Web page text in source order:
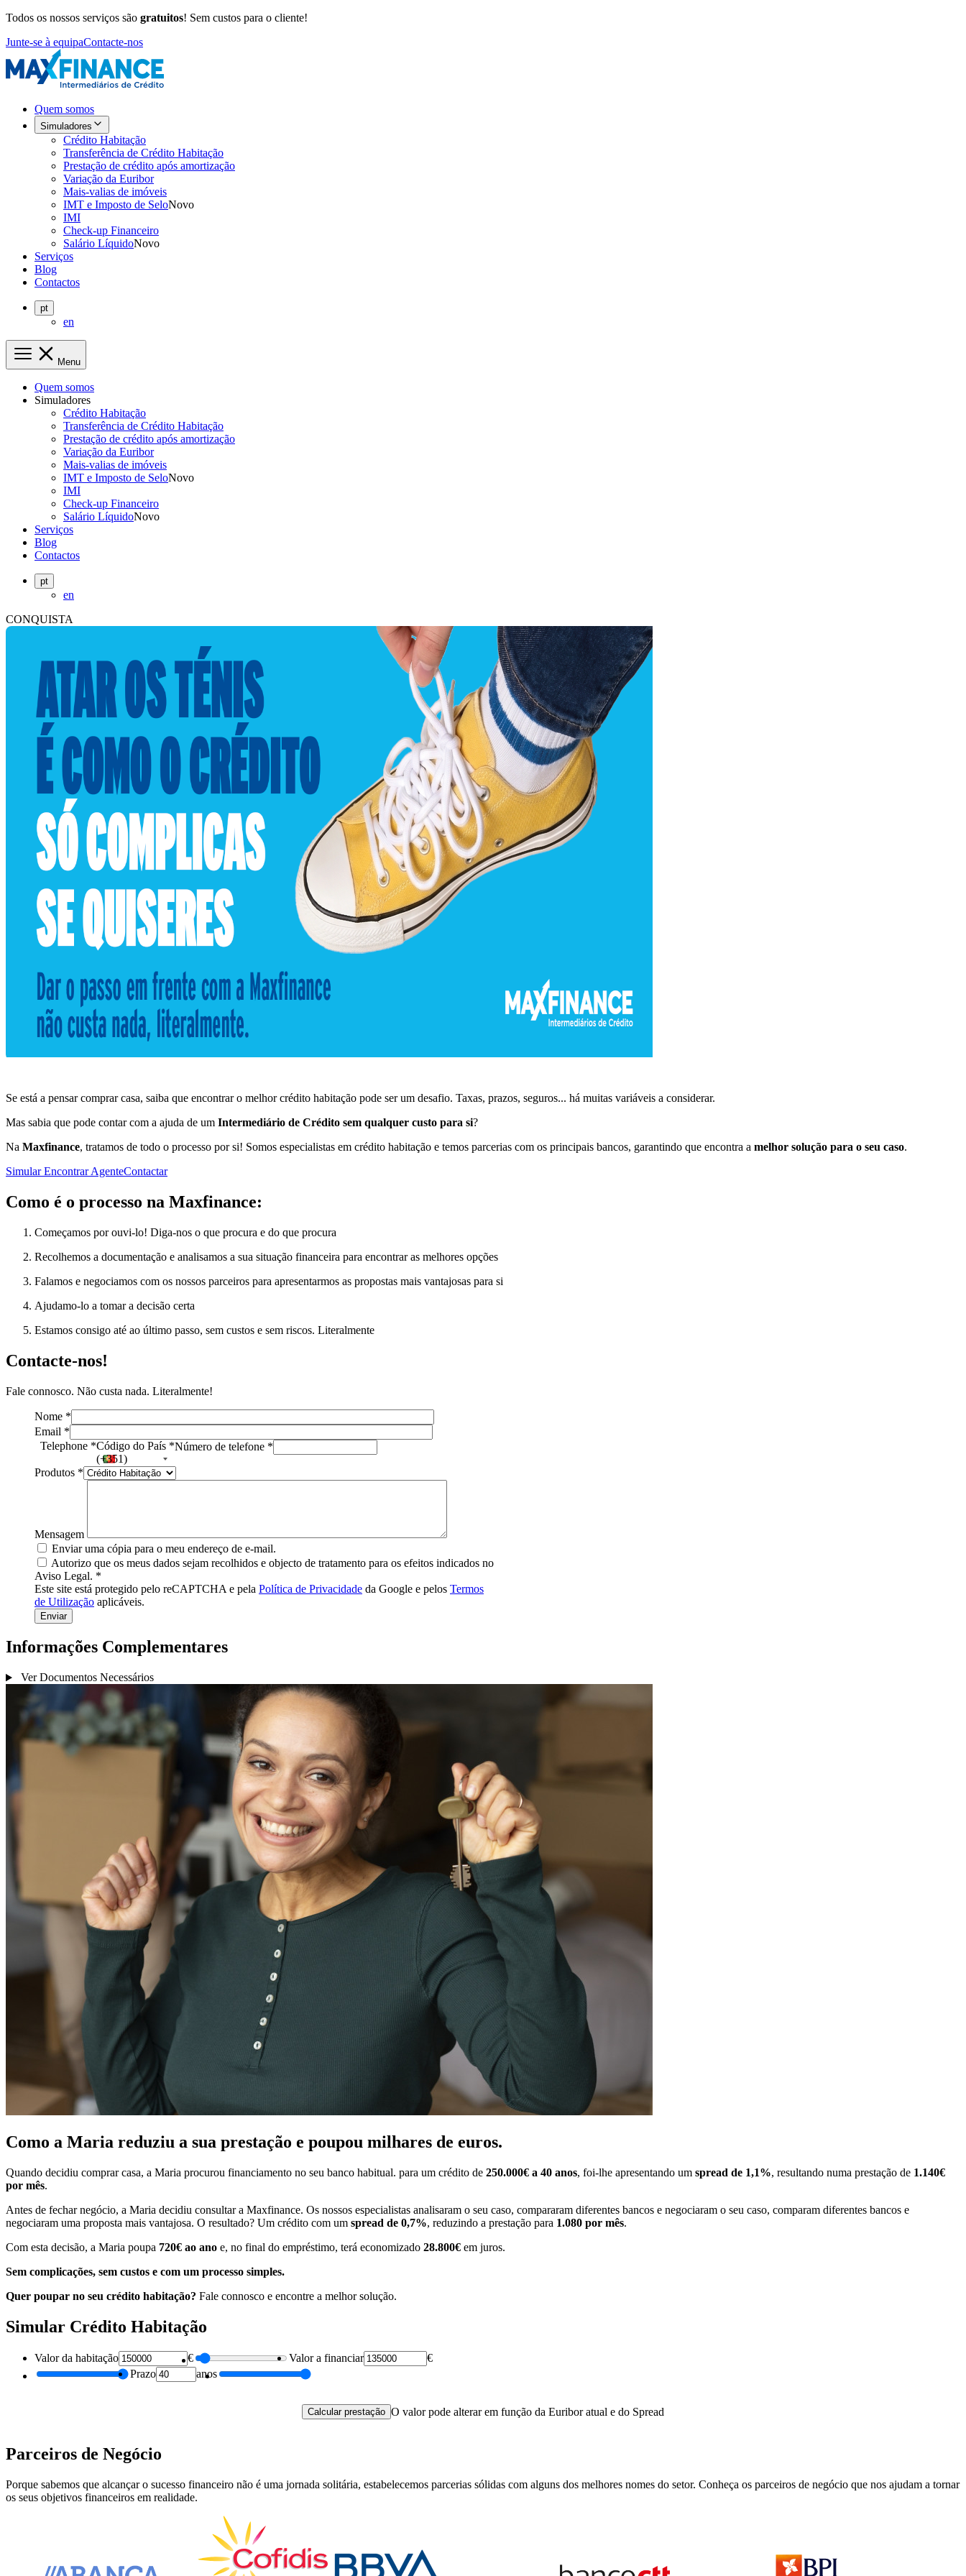
Todos os nossos serviços são gratuitos! Sem custos para o cliente!
Junte-se à equipaContacte-nos
Quem somos
Simuladores
Crédito Habitação
Transferência de Crédito Habitação
Prestação de crédito após amortização
Variação da Euribor
Mais-valias de imóveis
IMT e Imposto de SeloNovo
IMI
Check-up Financeiro
Salário LíquidoNovo
Serviços
Blog
Contactos
pt
en
Menu
Quem somos
Simuladores
Crédito Habitação
Transferência de Crédito Habitação
Prestação de crédito após amortização
Variação da Euribor
Mais-valias de imóveis
IMT e Imposto de SeloNovo
IMI
Check-up Financeiro
Salário LíquidoNovo
Serviços
Blog
Contactos
pt
en
CONQUISTA
Se está a pensar comprar casa, saiba que encontrar o melhor crédito habitação pode ser um desafio. Taxas, prazos, seguros... há muitas variáveis a considerar.
Mas sabia que pode contar com a ajuda de um Intermediário de Crédito sem qualquer custo para si?
Na Maxfinance, tratamos de todo o processo por si! Somos especialistas em crédito habitação e temos parcerias com os principais bancos, garantindo que encontra a melhor solução para o seu caso.
SimularEncontrar AgenteContactar
Como é o processo na Maxfinance:
Começamos por ouvi-lo! Diga-nos o que procura e do que procura
Recolhemos a documentação e analisamos a sua situação financeira para encontrar as melhores opções
Falamos e negociamos com os nossos parceiros para apresentarmos as propostas mais vantajosas para si
Ajudamo-lo a tomar a decisão certa
Estamos consigo até ao último passo, sem custos e sem riscos. Literalmente
Contacte-nos!
Fale connosco. Não custa nada. Literalmente!
Nome *
Email *
Telephone *Código do País *
(+351)
Número de telefone *
Produtos *
Mensagem
Enviar uma cópia para o meu endereço de e-mail.
Autorizo que os meus dados sejam recolhidos e objecto de tratamento para os efeitos indicados no
Aviso Legal. *
Este site está protegido pelo reCAPTCHA e pela Política de Privacidade da Google e pelos Termos
de Utilização aplicáveis.
Informações Complementares
Ver Documentos Necessários
Como a Maria reduziu a sua prestação e poupou milhares de euros.
Quando decidiu comprar casa, a Maria procurou financiamento no seu banco habitual. para um crédito de 250.000€ a 40 anos, foi-lhe apresentando um spread de 1,1%, resultando numa prestação de 1.140€
por mês.
Antes de fechar negócio, a Maria decidiu consultar a Maxfinance. Os nossos especialistas analisaram o seu caso, compararam diferentes bancos e negociaram o seu caso, comparam diferentes bancos e
negociaram uma proposta mais vantajosa. O resultado? Um crédito com um spread de 0,7%, reduzindo a prestação para 1.080 por mês.
Com esta decisão, a Maria poupa 720€ ao ano e, no final do empréstimo, terá economizado 28.800€ em juros.
Sem complicações, sem custos e com um processo simples.
Quer poupar no seu crédito habitação? Fale connosco e encontre a melhor solução.
Simular Crédito Habitação
Valor da habitação € Valor a financiar
€
Prazo
anos
Calcular prestação O valor pode alterar em função da Euribor atual e do Spread
Parceiros de Negócio
Porque sabemos que alcançar o sucesso financeiro não é uma jornada solitária, estabelecemos parcerias sólidas com alguns dos melhores nomes do setor. Conheça os parceiros de negócio que nos ajudam a tornar
os seus objetivos financeiros em realidade.